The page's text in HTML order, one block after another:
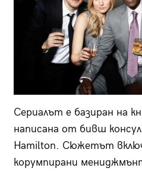
Сериалът е базиран на
написана от бивш
Hamilton. Сюжетът
корумпирани